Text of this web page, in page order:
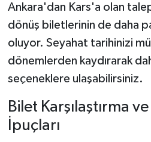
Ankara'dan Kars'a olan
dönüş biletlerinin de daha
oluyor. Seyahat tarihinizi
dönemlerden kaydırarak
seçeneklere ulaşabilirsiniz.
Bilet Karşılaştırma
İpuçları